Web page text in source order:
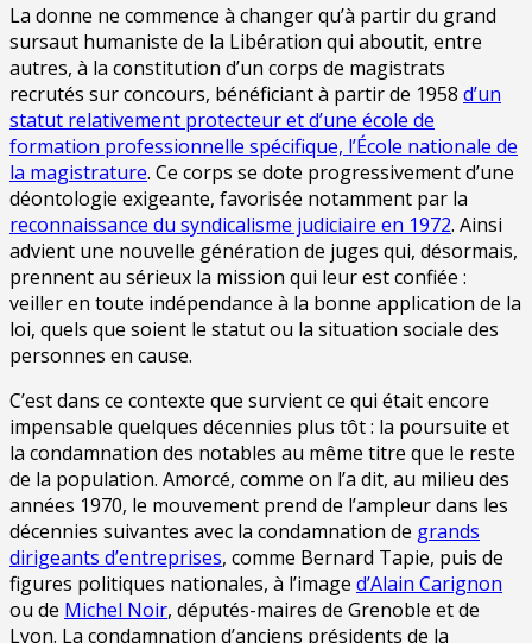
La donne ne commence à changer qu’à partir du grand
sursaut humaniste de la Libération qui aboutit, entre
autres, à la constitution d’un corps de magistrats
recrutés sur concours, bénéficiant à partir de 1958 d’un
statut relativement protecteur et d’une école de
formation professionnelle spécifique, l’École nationale de
la magistrature. Ce corps se dote progressivement d’une
déontologie exigeante, favorisée notamment par la
reconnaissance du syndicalisme judiciaire en 1972. Ainsi
advient une nouvelle génération de juges qui, désormais,
prennent au sérieux la mission qui leur est confiée :
veiller en toute indépendance à la bonne application de la
loi, quels que soient le statut ou la situation sociale des
personnes en cause.
C’est dans ce contexte que survient ce qui était encore
impensable quelques décennies plus tôt : la poursuite et
la condamnation des notables au même titre que le reste
de la population. Amorcé, comme on l’a dit, au milieu des
années 1970, le mouvement prend de l’ampleur dans les
décennies suivantes avec la condamnation de grands
dirigeants d’entreprises, comme Bernard Tapie, puis de
figures politiques nationales, à l’image d’Alain Carignon
ou de Michel Noir, députés-maires de Grenoble et de
Lyon. La condamnation d’anciens présidents de la